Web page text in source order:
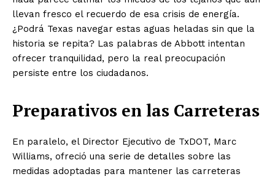
llevan fresco el recuerdo de esa crisis de energía.
¿Podrá Texas navegar estas aguas heladas sin que la
historia se repita? Las palabras de Abbott intentan
ofrecer tranquilidad, pero la real preocupación
persiste entre los ciudadanos.
Preparativos en las Carreteras
En paralelo, el Director Ejecutivo de TxDOT, Marc
Williams, ofreció una serie de detalles sobre las
medidas adoptadas para mantener las carreteras